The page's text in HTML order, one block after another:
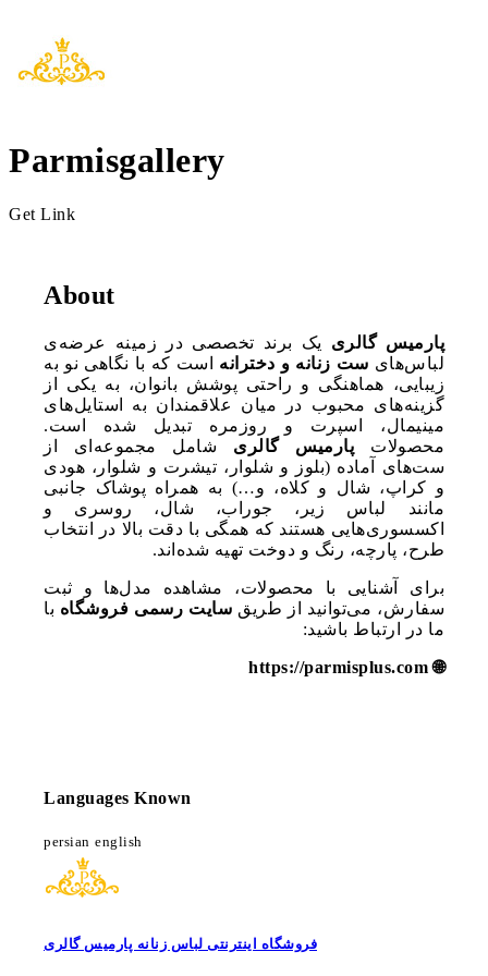
Parmisgallery
Get Link
About
پارمیس گالری یک برند تخصصی در زمینه عرضه‌ی
لباس‌های ست زنانه و دخترانه است که با نگاهی نو به
زیبایی، هماهنگی و راحتی پوشش بانوان، به یکی از
گزینه‌های محبوب در میان علاقمندان به استایل‌های
مینیمال، اسپرت و روزمره تبدیل شده است.
محصولات پارمیس گالری شامل مجموعه‌ای از
ست‌های آماده (بلوز و شلوار، تیشرت و شلوار، هودی
و کراپ، شال و کلاه، و…) به همراه پوشاک جانبی
مانند لباس زیر، جوراب، شال، روسری و
اکسسوری‌هایی هستند که همگی با دقت بالا در انتخاب
طرح، پارچه، رنگ و دوخت تهیه شده‌اند.
برای آشنایی با محصولات، مشاهده مدل‌ها و ثبت
سفارش، می‌توانید از طریق سایت رسمی فروشگاه با
ما در ارتباط باشید:
🌐 https://parmisplus.com
Languages Known
persian english
فروشگاه اینترنتی لباس زنانه پارمیس گالری